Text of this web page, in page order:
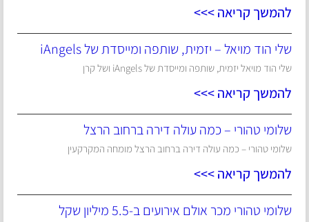
להמשך קריאה >>>
שלי הוד מויאל – יזמית, שותפה ומייסדת של iAngels
שלי הוד מויאל יזמית, שותפה ומייסדת של iAngels ושל קרן
להמשך קריאה >>>
שלומי טהורי – כמה עולה דירה ברחוב הרצל
שלומי טהורי – כמה עולה דירה ברחוב הרצל מומחה המקרקעין
להמשך קריאה >>>
שלומי טהורי מכר אולם אירועים ב-5.5 מיליון שקל